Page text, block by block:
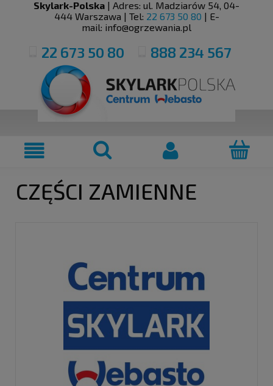
Skylark-Polska | Adres: ul. Madziarów 54, 04-
444 Warszawa | Tel: 22 673 50 80 | E-
mail: info@ogrzewania.pl
22 673 50 80 888 234 567
CZĘŚCI ZAMIENNE